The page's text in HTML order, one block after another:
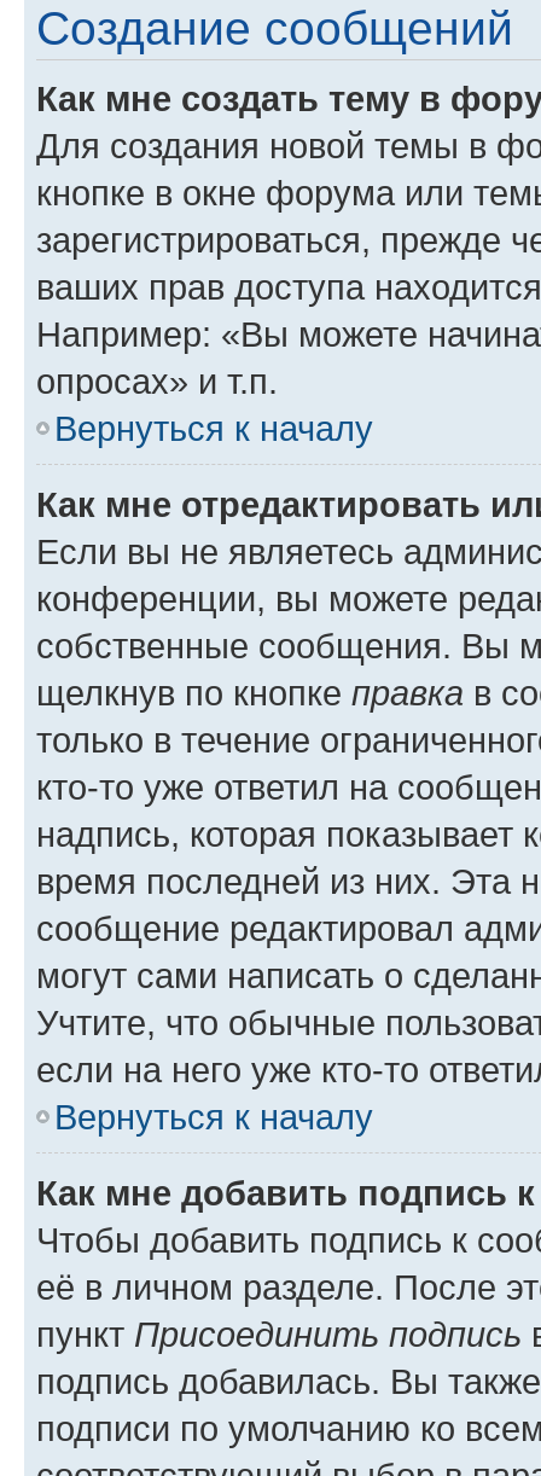
Создание сообщений
Как мне создать тему в
Для создания новой темы в
кнопке в окне форума или
зарегистрироваться, прежде
ваших прав доступа
Например: «Вы можете
опросах» и т.п.
Вернуться к началу
Как мне отредактировать
Если вы не являетесь
конференции, вы можете
собственные сообщения. Вы
щелкнув по кнопке правка в
только в течение
кто-то уже ответил на
надпись, которая показывает
время последней из них. Эта
сообщение редактировал
могут сами написать о
Учтите, что обычные
если на него уже кто-то
Вернуться к началу
Как мне добавить подпись
Чтобы добавить подпись к
её в личном разделе. После
пункт Присоединить подпись
подпись добавилась. Вы
подписи по умолчанию ко